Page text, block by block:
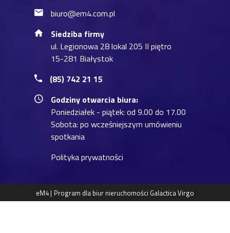
biuro@em4.com.pl
Siedziba firmy
ul. Legionowa 28 lokal 205 II piętro
15-281 Białystok
(85) 742 21 15
Godziny otwarcia biura:
Poniedziałek - piątek: od 9.00 do 17.00
Sobota: po wcześniejszym umówieniu
spotkania
Polityka prywatności
eM4 | Program dla biur nieruchomości Galactica Virgo